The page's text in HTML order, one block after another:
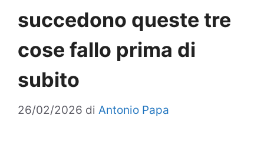
succedono queste tre
cose fallo prima di
subito
26/02/2026 di Antonio Papa